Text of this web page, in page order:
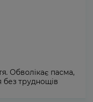
Обволікає пасма,
без труднощів